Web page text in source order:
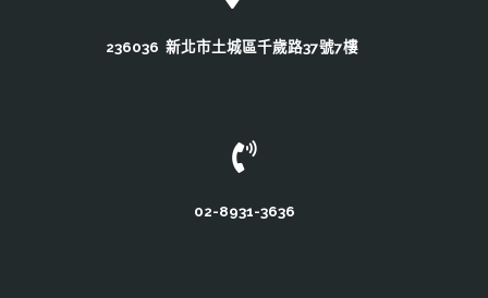
236036 新北市土城區千歲路37號7樓
02-8931-3636